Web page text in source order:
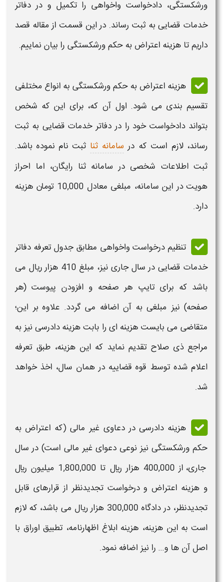
ورشکستگی، دادخواست واخواهی را تکمیل و در دفاتر
خدمات قضایی به ثبت رساند. در این قسمت از مقاله قصد
داریم تا هزینه اعتراض به حکمورشکستگی را بیان نماییم.
هزینه اعتراض به حکم ورشکستگی به انواع مختلفی
تقسیم بندی می شود. اول آن که، برای این که شخص
بتواند دادخواست خود را در دفاتر خدمات قضایی به ثبت
رساند، لازم است که در سامانه ثنا ثبت نام نموده باشد.
ثبت اطلاعات شخصی در سامانه ثنا رایگان، اما احراز
هویت در این سامانه، مبلغی معادل 10,000 تومان هزینه
دارد.
تنظیم درخواست واخواهی مطابق جدول تعرفه دفاتر
خدمات قضایی در سال جاری نیز، مبلغ 410 هزار ریال می
باشد که برای تایپ هر صفحه و افزودن پیوست (هر
صفحه) نیز مبلغی به آن اضافه می گردد. علاوه بر این؛
متقاضی می بایست هزینه ای را بابت هزینه دادرسی نیز به
مراجع ذی صلاح تقدیم نماید که این هزینه، طبق تعرفه
اعلام شده توسط قوه قضاییه در همان سال، اخذ خواهد
شد.
هزینه دادرسی در دعاوی غیر مالی (که اعتراض به
حکم ورشکستگی نیز نوعی دعوای غیر مالی است) در سال
جاری،
از 400,000 هزار ريال تا 1,800,000 میلیون ريال
و هزینه اعتراض و درخواست تجدیدنظر از قرارهای قابل
تجدیدنظر، در دادگاه 300,000 هزار ریال می باشد، که لازم
است به این هزینه، هزینه ابلاغ اظهارنامه، تطبیق اوراق با
اصل آن‌ ها و... را نیز اضافه نمود.